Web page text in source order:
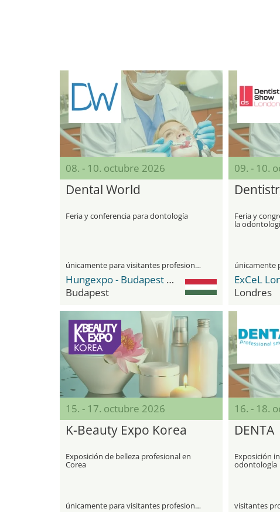
08. - 10. octubre 2026
Dental World
Feria y conferencia para dontología
únicamente para visitantes profesionales
Hungexpo - Budapest Fair Center
Budapest
09. - 10.
Feria y
la
ExCeL
Londres
15. - 17. octubre 2026
K-Beauty Expo Korea
Exposición de belleza profesional en
Corea
únicamente para visitantes profesionales
16. - 18.
DENTA
Exposición
odontología